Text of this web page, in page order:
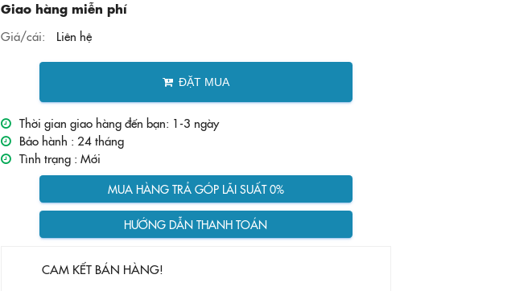
Giao hàng miễn phí
Giá/cái:
Liên hệ
ĐẶT MUA
Thời gian giao hàng đến bạn: 1-3 ngày
Bảo hành : 24 tháng
Tình trạng : Mới
MUA HÀNG TRẢ GÓP LÃI SUẤT 0%
HƯỚNG DẪN THANH TOÁN
CAM KẾT BÁN HÀNG!